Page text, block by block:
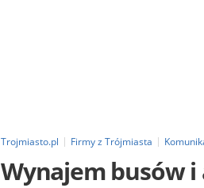
Trojmiasto.pl Firmy z Trójmiasta
Wynajem busów